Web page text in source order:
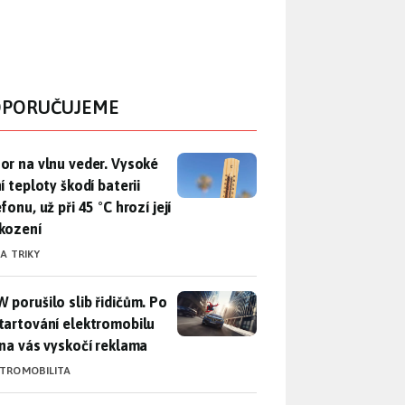
na vlnu veder. Vysoké letní teploty škodí baterii telefonu,
na vlnu veder. Vysoké
teploty škodí baterii
už při 45 °C hrozí její
TRIKY
porušilo slib řidičům. Po nastartování elektromobilu iX3 na
porušilo slib řidičům. Po
elektromobilu
vás vyskočí reklama